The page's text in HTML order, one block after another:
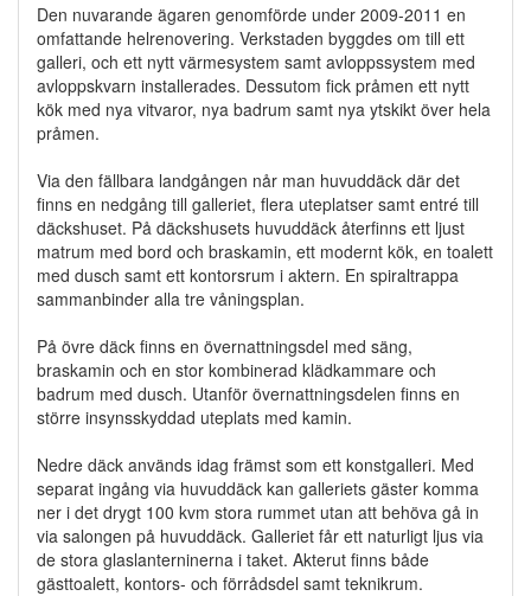
Den nuvarande ägaren genomförde under 2009-2011 en
omfattande helrenovering. Verkstaden byggdes om till ett
galleri, och ett nytt värmesystem samt avloppssystem med
avloppskvarn installerades. Dessutom fick pråmen ett nytt
kök med nya vitvaror, nya badrum samt nya ytskikt över hela
pråmen.
Via den fällbara landgången når man huvuddäck där det
finns en nedgång till galleriet, flera uteplatser samt entré till
däckshuset. På däckshusets huvuddäck återfinns ett ljust
matrum med bord och braskamin, ett modernt kök, en toalett
med dusch samt ett kontorsrum i aktern. En spiraltrappa
sammanbinder alla tre våningsplan.
På övre däck finns en övernattningsdel med säng,
braskamin och en stor kombinerad klädkammare och
badrum med dusch. Utanför övernattningsdelen finns en
större insynsskyddad uteplats med kamin.
Nedre däck används idag främst som ett konstgalleri. Med
separat ingång via huvuddäck kan galleriets gäster komma
ner i det drygt 100 kvm stora rummet utan att behöva gå in
via salongen på huvuddäck. Galleriet får ett naturligt ljus via
de stora glaslanterninerna i taket. Akterut finns både
gästtoalett, kontors- och förrådsdel samt teknikrum.